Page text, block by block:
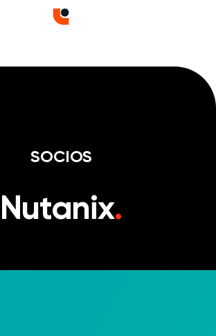
SOCIOS
Nutanix.